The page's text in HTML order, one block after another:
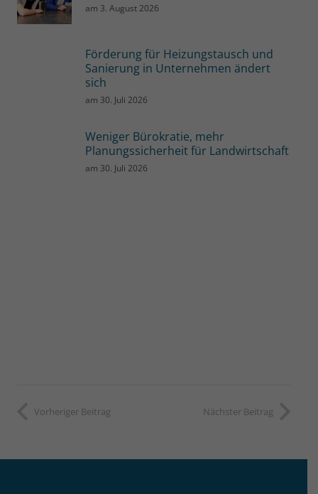
am 3. August 2026
Förderung für Heizungstausch und
Sanierung in Unternehmen ändert
sich
am 30. Juli 2026
Weniger Bürokratie, mehr
Planungssicherheit für Landwirtschaft
am 30. Juli 2026
Vorheriger Beitrag Nächster Beitrag